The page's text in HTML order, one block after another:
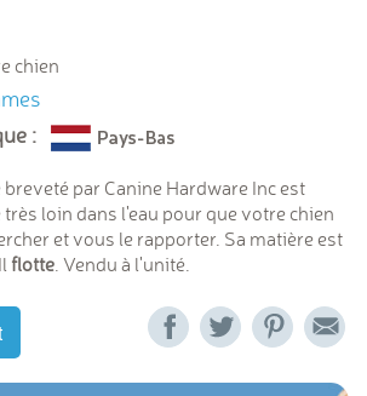
chien
:
par Canine Hardware Inc est
très loin dans l'eau pour que votre chien
et vous le rapporter. Sa matière est
flotte. Vendu à l'unité.